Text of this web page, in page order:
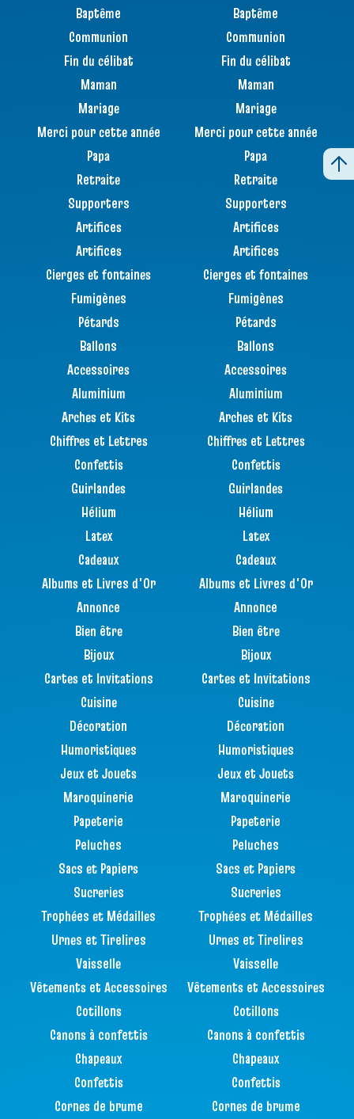
Baptême
Communion
Fin du célibat
Maman
Mariage
Merci pour cette année
Papa
Retraite
Supporters
Artifices
Artifices
Cierges et fontaines
Fumigènes
Pétards
Ballons
Accessoires
Aluminium
Arches et Kits
Chiffres et Lettres
Confettis
Guirlandes
Hélium
Latex
Cadeaux
Albums et Livres d'Or
Annonce
Bien être
Bijoux
Cartes et Invitations
Cuisine
Décoration
Humoristiques
Jeux et Jouets
Maroquinerie
Papeterie
Peluches
Sacs et Papiers
Sucreries
Trophées et Médailles
Urnes et Tirelires
Vaisselle
Vêtements et Accessoires
Cotillons
Canons à confettis
Chapeaux
Confettis
Cornes de brume
Baptême
Communion
Fin du célibat
Maman
Mariage
Merci pour cette année
Papa
Retraite
Supporters
Artifices
Artifices
Cierges et fontaines
Fumigènes
Pétards
Ballons
Accessoires
Aluminium
Arches et Kits
Chiffres et Lettres
Confettis
Guirlandes
Hélium
Latex
Cadeaux
Albums et Livres d'Or
Annonce
Bien être
Bijoux
Cartes et Invitations
Cuisine
Décoration
Humoristiques
Jeux et Jouets
Maroquinerie
Papeterie
Peluches
Sacs et Papiers
Sucreries
Trophées et Médailles
Urnes et Tirelires
Vaisselle
Vêtements et Accessoires
Cotillons
Canons à confettis
Chapeaux
Confettis
Cornes de brume